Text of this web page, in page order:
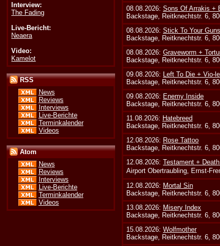
Interview:
The Fading
Live-Bericht:
Neaera
Video:
Kamelot
RSS
News
Reviews
Interviews
Live-Berichte
Terminkalender
Videos
Atom
News
Reviews
Interviews
Live-Berichte
Terminkalender
Videos
08.08.2026:Sons Of Arrakis +
Backstage, Reitknechtstr. 6,
08.08.2026:Stick To Your
Backstage, Reitknechtstr. 6,
08.08.2026:Graveworm +
Backstage, Reitknechtstr. 6,
09.08.2026: Left To Die + Vio-
Backstage, Reitknechtstr. 6,
09.08.2026: Enemy Inside
Backstage, Reitknechtstr. 6,
11.08.2026: Hatebreed
Backstage, Reitknechtstr. 6,
12.08.2026: Rose Tattoo
Backstage, Reitknechtstr. 6,
12.08.2026:Testament +
Airport Obertraubling, Ernst-
12.08.2026: Mortal Sin
Backstage, Reitknechtstr. 6,
13.08.2026: Misery Index
Backstage, Reitknechtstr. 6,
15.08.2026:Wolfmother
Backstage, Reitknechtstr. 6,